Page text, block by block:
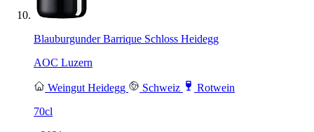
Blauburgunder Barrique Schloss Heidegg
AOC Luzern
Weingut Heidegg Schweiz
Rotwein
70cl